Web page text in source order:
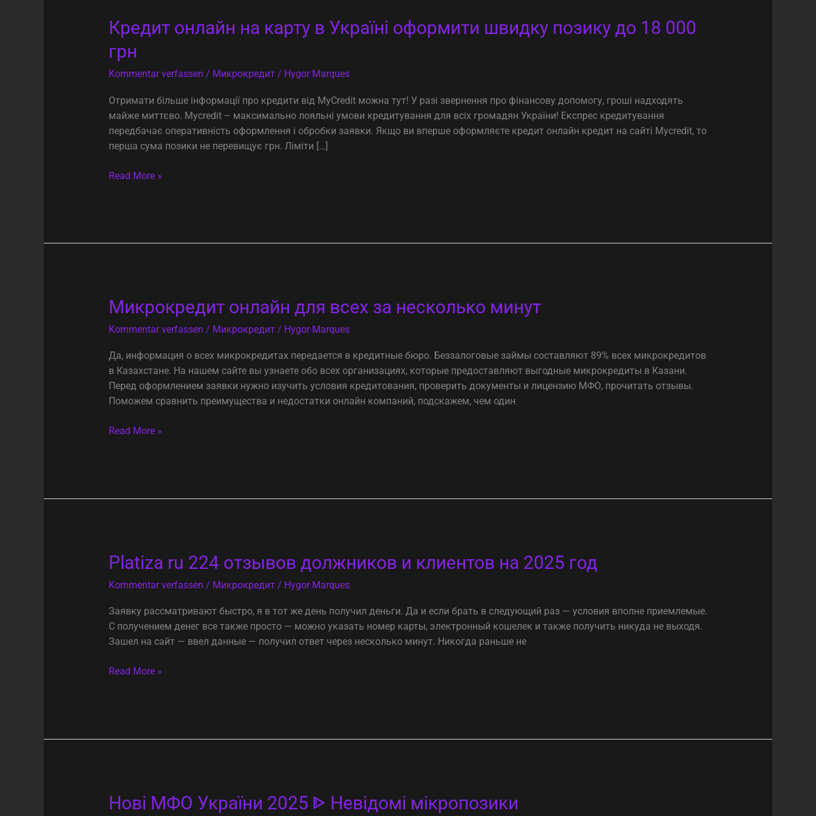
Кредит онлайн на карту в Україні оформити швидку позику до 18 000
грн
Kommentar verfassen / Микрокредит/ Hygor Marques
Отримати більше інформації про кредити від MyCredit можна тут! У разі звернення про фінансову допомогу, гроші надходять
майже миттєво. Mycredit – максимально лояльні умови кредитування для всіх громадян України! Експрес кредитування
передбачає оперативність оформлення і обробки заявки. Якщо ви вперше оформляєте кредит онлайн кредит на сайті Mycredit, то
перша сума позики не перевищує грн. Ліміти […]
Кредит
онлайн
на
карту
Україні
оформити
швидку
позику
18
Read More »
Микрокредит онлайн для всех за несколько минут
Kommentar verfassen / Микрокредит/ Hygor Marques
Да, информация о всех микрокредитах передается в кредитные бюро. Беззалоговые займы составляют 89% всех микрокредитов
в Казахстане. На нашем сайте вы узнаете обо всех организациях, которые предоставляют выгодные микрокредиты в Казани.
Перед оформлением заявки нужно изучить условия кредитования, проверить документы и лицензию МФО, прочитать отзывы.
Поможем сравнить преимущества и недостатки онлайн компаний, подскажем, чем один
Микрокредит
для
за
минут
Read More »
Platiza ru 224 отзывов должников и клиентов на 2025 год
Kommentar verfassen / Микрокредит/ Hygor Marques
Заявку рассматривают быстро, я в тот же день получил деньги. Да и если брать в следующий раз — условия вполне приемлемые.
С получением денег все также просто — можно указать номер карты, электронный кошелек и также получить никуда не выходя.
Зашел на сайт — ввел данные — получил ответ через несколько минут. Никогда раньше не
Platiza
224
должников
Read More »
Нові МФО України 2025 ᐈ Невідомі мікропозики
Нові
МФО